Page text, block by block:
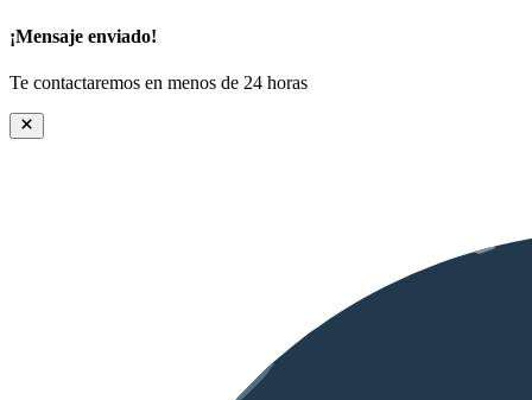
¡Mensaje enviado!
Te contactaremos en menos de 24 horas